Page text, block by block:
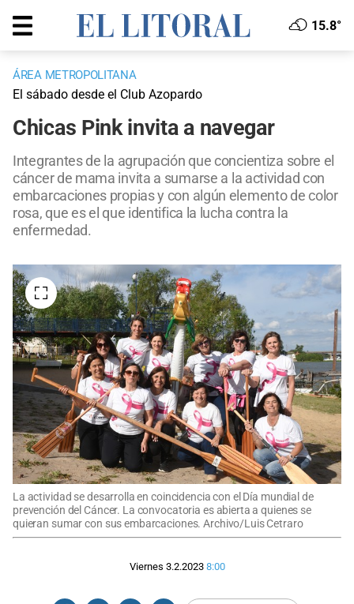
15.8°
ÁREA METROPOLITANA
El sábado desde el Club Azopardo
Chicas Pink invita a navegar
Integrantes de la agrupación que concientiza sobre el
cáncer de mama invita a sumarse a la actividad con
embarcaciones propias y con algún elemento de color
rosa, que es el que identifica la lucha contra la
enfermedad.
La actividad se desarrolla en coincidencia con el Día mundial de
prevención del Cáncer. La convocatoria es abierta a quienes se
quieran sumar con sus embarcaciones. Archivo/Luis Cetraro
Viernes 3.2.2023 8:00